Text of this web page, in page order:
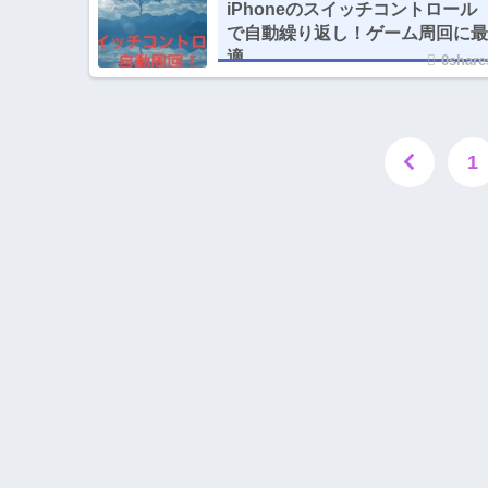
iPhoneのスイッチコントロール
で自動繰り返し！ゲーム周回に最
適
1